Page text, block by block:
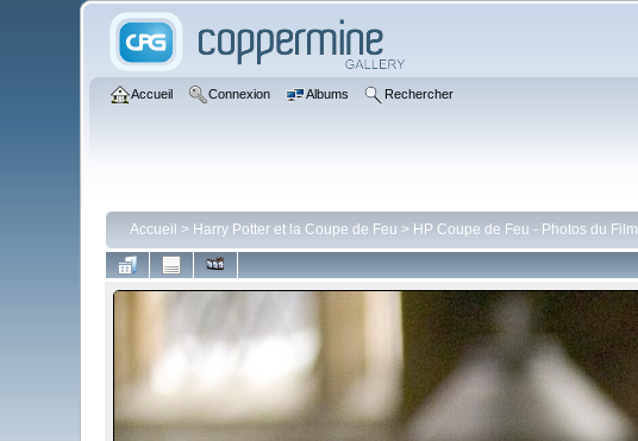
Accueil Connexion Albums Rechercher
Accueil > Harry Potter et la Coupe de Feu > HP Coupe de Feu - Photos du Film